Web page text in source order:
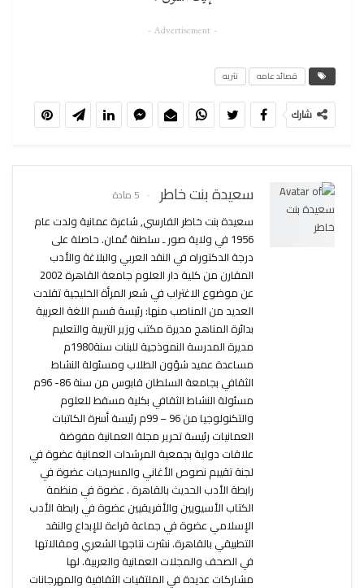
- Advertisement -
قصائد عامه نثريه
شارك
سعيدة بنت خاطر 5 مادة
سعيدة بنت خاطر الفارسي, شاعرة عمانية ولدت عام
1956 في ولاية صور ـ سلطنة عُمان. حاصلة على
درجة الدكتوراه في النقد العربي والبلاغة والأدب
المقارن من كلية دار العلوم جامعة القاهرة 2002
عن موضوع الاغتراب في شعر المرأة الخليجية تقلدت
العديد من المناصب منها: رئيسة قسم اللغة العربية
بدائرة المناهج مديرة مكتب وزير التربية والتعليم
مديرة المدرسة النموذجية للبنات سنة1980م
مساعدة عميد شؤون الطلاب ومسئولة النشاط
الثقافي بجامعة السلطان قابوس من سنة 86- 96م
مسئولة النشاط الثقافي بكلية مسقط للعلوم
والتكنولوجيا من 96 – 99م رئيسة أسرة الكاتبات
العمانيات رئيسة تحرير مجلة العمانية مفوضة
علاقات دولية بجمعية المرشدات العمانية عضوة في
لجنة تقييم نصوص الأغاني والمسرحيات عضوة في
رابطة الأدب الحديث بالقاهرة . عضوة في منظمة
الكتاب الأسيويين والأفريقيين عضوة في رابطة الأدب
الإسلامي عضوة في جماعة قراءة للإبداع والنقد
التطبيقي بالقاهرة. نشرت نتاجها الشعري ومقالاتها
في الصحف والمجلات العمانية والعربية. لها
مشاركات عديدة في الملتقيات الثقافية والمهرجانات